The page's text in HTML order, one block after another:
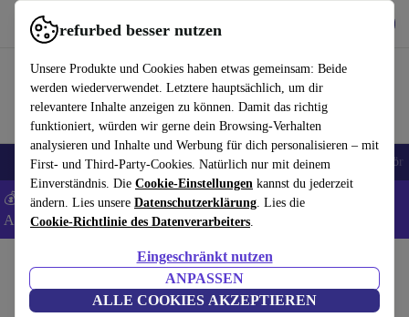
refurbed besser nutzen
Unsere Produkte und Cookies haben etwas gemeinsam: Beide
werden wiederverwendet. Letztere hauptsächlich, um dir
relevantere Inhalte anzeigen zu können. Damit das richtig
funktioniert, würden wir gerne dein Browsing-Verhalten
analysieren und Inhalte und Werbung für dich personalisieren – mit
First- und Third-Party-Cookies. Natürlich nur mit deinem
Einverständnis. Die Cookie-Einstellungen kannst du jederzeit
ändern. Lies unsere Datenschutzerklärung. Lies die
Cookie-Richtlinie des Datenverarbeiters.
Eingeschränkt nutzen
ANPASSEN
ALLE COOKIES AKZEPTIEREN
refurbed schnell und einfach nutzen
🎒 Back to school Handys Laptops Tablets Smartwatches Zubehör
💰 Extra -5% auf Samsung- und Google-Smartphones - Code:
ANDROID5 -AGB
Handys & Smartphones OnePlus Handys
OnePlus Nord CE